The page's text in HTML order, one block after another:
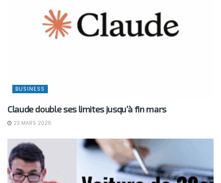
BUSINESS
Claude double ses limites jusqu’à fin mars
23 MARS 2026